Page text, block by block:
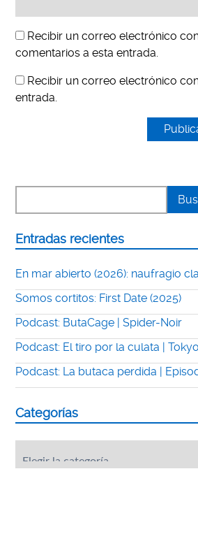
Recibir un correo electrónico
comentarios a esta entrada.
Recibir un correo electrónico
entrada.
Entradas recientes
En mar abierto (2026): naufragio
Somos cortitos: First Date (2025)
Podcast: ButaCage | Spider-Noir
Podcast: El tiro por la culata |
Podcast: La butaca perdida |
Categorías